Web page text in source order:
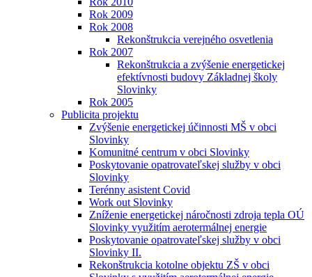
Rok 2009
Rok 2008
Rekonštrukcia verejného osvetlenia
Rok 2007
Rekonštrukcia a zvýšenie energetickej
efektívnosti budovy Základnej školy
Slovinky
Rok 2005
Publicita projektu
Zvýšenie energetickej účinnosti MŠ v obci
Slovinky
Komunitné centrum v obci Slovinky
Poskytovanie opatrovateľskej služby v obci
Slovinky
Terénny asistent Covid
Work out Slovinky
Zníženie energetickej náročnosti zdroja tepla OÚ
Slovinky využitím aerotermálnej energie
Poskytovanie opatrovateľskej služby v obci
Slovinky II.
Rekonštrukcia kotolne objektu ZŠ v obci